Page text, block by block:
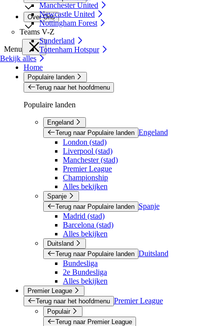
Manchester United
Newcastle United
Nottingham Forest
Teams V-Z
Sunderland
Tottenham Hotspur
Bekijk alles
Over Ons
Menu
Home
Populaire landen
Terug naar het hoofdmenu
Populaire landen
Engeland
Terug naar Populaire landen Engeland
London (stad)
Liverpool (stad)
Manchester (stad)
Premier League
Championship
Alles bekijken
Spanje
Terug naar Populaire landen
Spanje
Madrid (stad)
Barcelona (stad)
Alles bekijken
Duitsland
Terug naar Populaire landen Duitsland
Bundesliga
2e Bundesliga
Alles bekijken
Premier League
Terug naar het hoofdmenu Premier League
Populair
Terug naar Premier League